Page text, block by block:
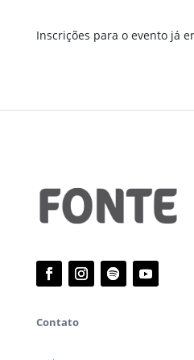
Inscrições para o evento já
Contato